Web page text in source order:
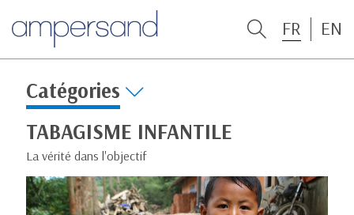
FR EN
Catégories
TABAGISME INFANTILE
La vérité dans l'objectif